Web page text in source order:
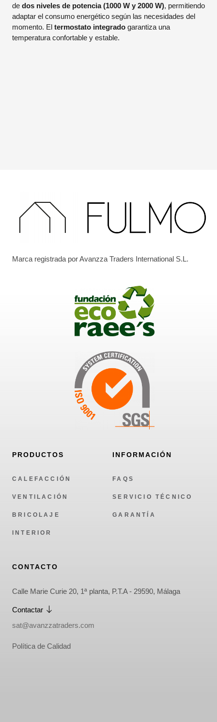
de dos niveles de potencia (1000 W y 2000 W), permitiendo
adaptar el consumo energético según las necesidades del
momento. El termostato integrado garantiza una
temperatura confortable y estable.
Marca registrada por Avanzza Traders International S.L.
PRODUCTOS
CALEFACCIÓN
VENTILACIÓN
BRICOLAJE
INTERIOR
INFORMACIÓN
FAQS
SERVICIO TÉCNICO
GARANTÍA
CONTACTO
Calle Marie Curie 20, 1ª planta, P.T.A - 29590, Málaga
Contactar
sat@avanzzatraders.com
Política de Calidad